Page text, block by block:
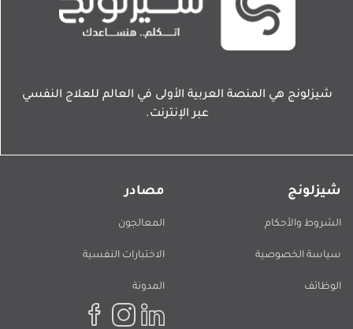
شيزلونج هي المنصة العربية الأولى في العالم للعلاج النفسي
عبر الإنترنت.
شيزلونج
الشروط والأحكام
سياسة الخصوصية
الوظائف
مصادر
المعالجون
الاختبارات النفسية
المدونة